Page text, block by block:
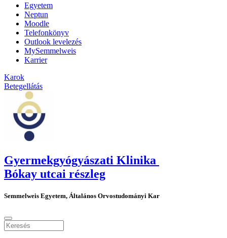
Egyetem
Neptun
Moodle
Telefonkönyv
Outlook levelezés
MySemmelweis
Karrier
Karok
Betegellátás
Gyermekgyógyászati Klinika
Bókay utcai részleg
Semmelweis Egyetem, Általános Orvostudományi Kar